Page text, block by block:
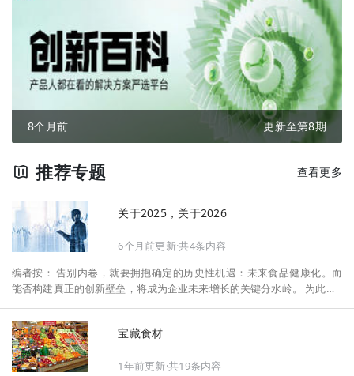
8个月前 更新至第8期
推荐专题 查看更多
关于2025，关于2026
6个月前更新·共4条内容
编者按： 告别内卷，就要拥抱确定的历史性机遇：未来食品健康化。而
能否构建真正的创新壁垒，将成为企业未来增长的关键分水岭。 为此，F
将以“创新产品”透视“未来机会”，以全球视野探寻中国机遇、增长解法，
拆解年度标杆的增长逻辑与谋篇布局，深挖“药食同源”“低GI”“老龄营
养”“清洁标签”等热门赛道的爆品基因，从趋势预判、品类创新、未来增长
机会、企业战略布局以及渠道变革等，为行业提供务实、前瞻的开年创新
宝藏食材
1年前更新·共19条内容